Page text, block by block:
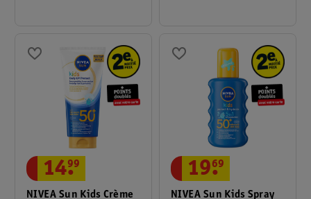
NIVEA Sun Kids Crème
14.
99
NIVEA Sun Kids Spray
19.
69